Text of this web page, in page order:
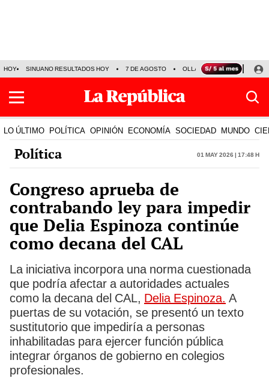
HOY SINUANO RESULTADOS HOY 7 DE AGOSTO OLLANTA HUMALA
LO ÚLTIMO POLÍTICA OPINIÓN ECONOMÍA SOCIEDAD MUNDO
Política 01 May 2026 | 17:48 h
Congreso aprueba de
contrabando ley para impedir
que Delia Espinoza continúe
como decana del CAL
La iniciativa incorpora una norma cuestionada
que podría afectar a autoridades actuales
como la decana del CAL, Delia Espinoza. A
puertas de su votación, se presentó un texto
sustitutorio que impediría a personas
inhabilitadas para ejercer función pública
integrar órganos de gobierno en colegios
profesionales.